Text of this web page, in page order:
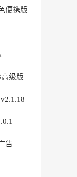
便携版
高级版
告